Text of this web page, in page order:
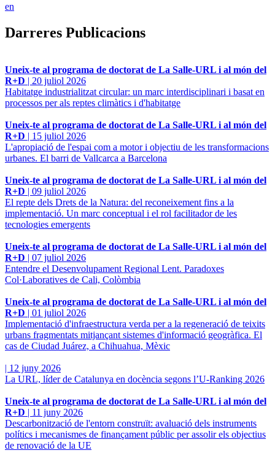
en
Darreres Publicacions
Uneix-te al programa de doctorat de La Salle-URL i al món del
R+D | 20 juliol 2026
Habitatge industrialitzat circular: un marc interdisciplinari i basat en
processos per als reptes climàtics i d'habitatge
Uneix-te al programa de doctorat de La Salle-URL i al món del
R+D | 15 juliol 2026
L'apropiació de l'espai com a motor i objectiu de les transformacions
urbanes. El barri de Vallcarca a Barcelona
Uneix-te al programa de doctorat de La Salle-URL i al món del
R+D | 09 juliol 2026
El repte dels Drets de la Natura: del reconeixement fins a la
implementació. Un marc conceptual i el rol facilitador de les
tecnologies emergents
Uneix-te al programa de doctorat de La Salle-URL i al món del
R+D | 07 juliol 2026
Entendre el Desenvolupament Regional Lent. Paradoxes
Col·Laboratives de Cali, Colòmbia
Uneix-te al programa de doctorat de La Salle-URL i al món del
R+D | 01 juliol 2026
Implementació d'infraestructura verda per a la regeneració de teixits
urbans fragmentats mitjançant sistemes d'informació geogràfica. El
cas de Ciudad Juárez, a Chihuahua, Mèxic
| 12 juny 2026
La URL, líder de Catalunya en docència segons l’U-Ranking 2026
Uneix-te al programa de doctorat de La Salle-URL i al món del
R+D | 11 juny 2026
Descarbonització de l'entorn construït: avaluació dels instruments
polítics i mecanismes de finançament públic per assolir els objectius
de renovació de la UE